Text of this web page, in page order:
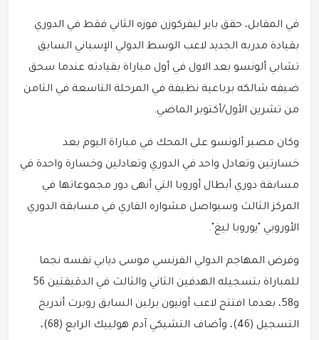
في المقابل، حقق باير ليفركوزن فوزه الثاني فقط في الدوري
بقيادة مدربه الجديد لاعب الوسط الدولي الإسباني السابق
تشابي ألونسو بعد الاول في أول مباراة بقيادته عندما سحق
ضيفه شالكه برباعية نظيفة في المرحلة التاسعة في الثامن
من تشرين الأول/أكتوبر الماضي.
وكان مصير ألونسو على المحك في مباراة اليوم بعد
خسارتين وتعادل واحد في الدوري وتعادلين وخسارة واحدة في
مسابقة دوري أبطال أوروبا التي أنهى دور مجموعاتها في
المركز الثالث وسيواصل مشواره القاري في مسابقة الدوري
الأوروبي "يوروبا ليغ".
وفرض المهاجم الدولي الفرنسي موسى ديابي نفسه نجما
للمباراة بتسجيله الهدفين الثاني والثالث في الدقيقتين 56
و58، بعدما افتتح لاعب أونيون برلين السابق روبرت أندريخ
التسجيل (46)، وأضاف التشيكي آدم هولييك الرابع (68)،